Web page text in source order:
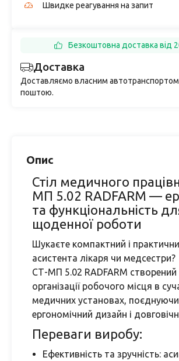
Швидке реагування на запит
Доставка
Доставляємо власним
поштою.
Безкоштовна доставка від
Опис
Стіл медичного
МП 5.02 RADFARM —
та функціональність
щоденної роботи
Шукаєте компактний і
асистента лікаря чи медсестри?
СТ-МП 5.02 RADFARM
організації робочого місця в
медичних установах,
ергономічний дизайн і
Переваги виробу:
Ефективність та зручність: